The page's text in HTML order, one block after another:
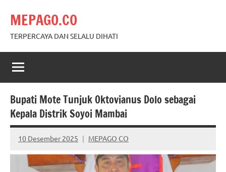
content
MEPAGO.CO
TERPERCAYA DAN SELALU DIHATI
Bupati Mote Tunjuk Oktovianus Dolo sebagai
Kepala Distrik Soyoi Mambai
10 Desember 2025 MEPAGO CO
No
comments